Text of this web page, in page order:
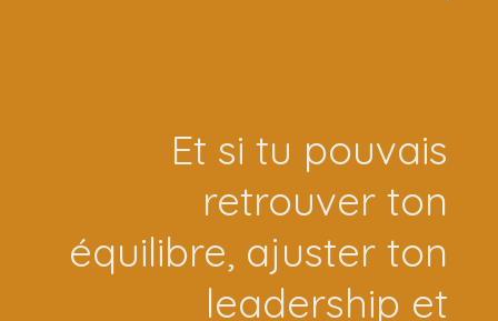
Et si tu pouvais
retrouver ton
équilibre, ajuster ton
leadership et